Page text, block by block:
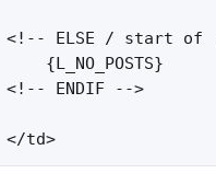
<!-- ELSE / start of
{L_NO_POSTS}
<!-- ENDIF -->
</td>